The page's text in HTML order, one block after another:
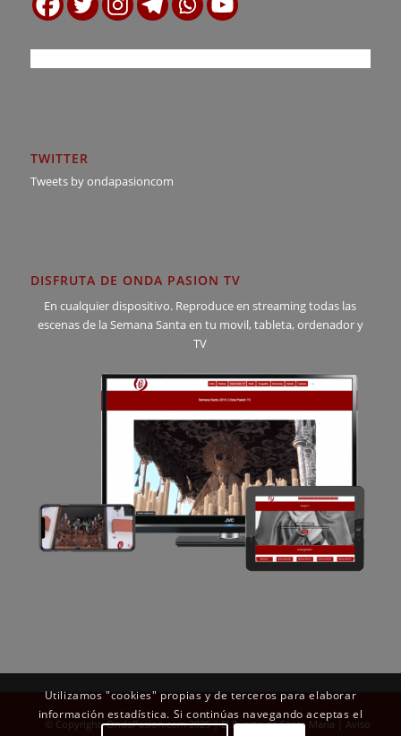
TWITTER
Tweets by ondapasioncom
DISFRUTA DE ONDA PASION TV
En cualquier dispositivo. Reproduce en streaming todas las
escenas de la Semana Santa en tu movil, tableta, ordenador y
TV
© Copyright OndaPasion.com 2025 | El Puerto de Santa María |Aviso
Utilizamos "cookies" propias y de terceros para elaborar
información estadística. Si continúas navegando aceptas el